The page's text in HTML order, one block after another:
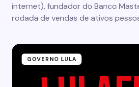
internet), fundador do Banco
rodada de vendas de ativos
GOVERNO LULA